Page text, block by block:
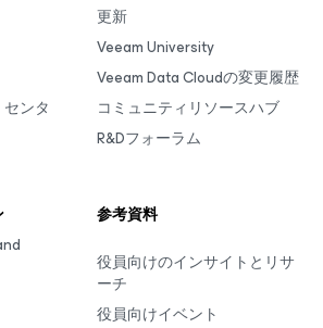
ンタ
更新
Veeam University
Veeam Data Cloudの変更履歴
コミュニティリソースハブ
R&Dフォーラム
参考資料
役員向けのインサイトとリサ
ーチ
役員向けイベント